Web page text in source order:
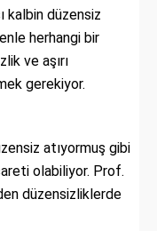
kalbin düzensiz
herhangi bir
ve aşırı
gerekiyor.
atıyormuş gibi
olabiliyor. Prof.
düzensizliklerde